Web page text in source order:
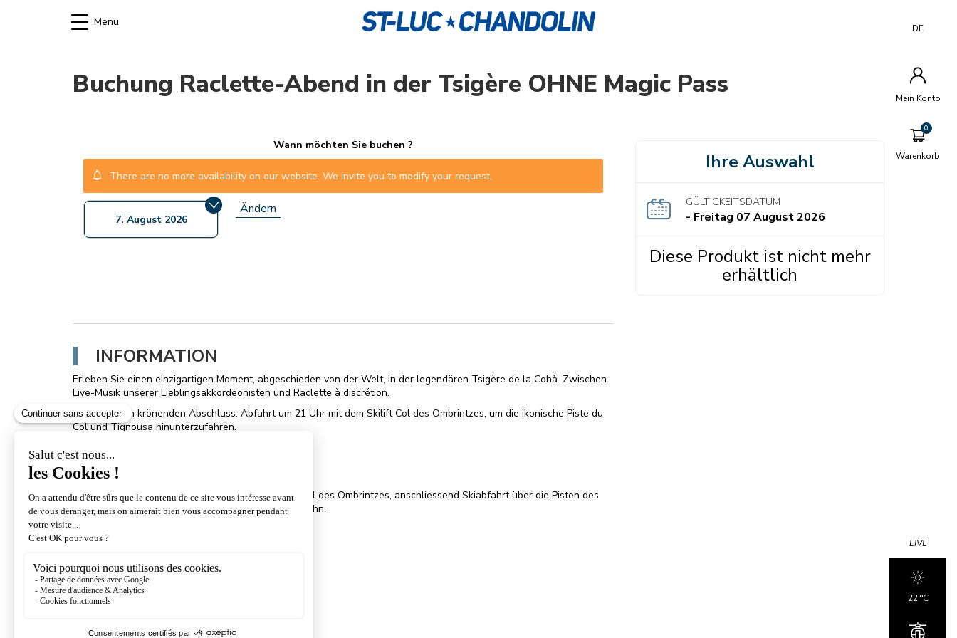
Menu
DE
Mein Konto
Warenkorb
LIVE
22 °c
Buchung Raclette-Abend in der Tsigère OHNE Magic Pass
Wann möchten Sie buchen ?
There are no more availability on our website. We invite you to modify your request.
7. August 2026
Ändern
Ihre Auswahl
GÜLTIGKEITSDATUM
- Freitag 07 August 2026
Diese Produkt ist nicht mehr
erhältlich
INFORMATION
Erleben Sie einen einzigartigen Moment, abgeschieden von der Welt, in der legendären Tsigère de la Cohà. Zwischen
Live-Musik unserer Lieblingsakkordeonisten und Raclette à discrétion.
Und für einen krönenden Abschluss: Abfahrt um 21 Uhr mit dem Skilift Col des Ombrintzes, um die ikonische Piste du
Col und Tignousa hinunterzufahren.
Treffpunkt an der Standseilbahn um 17:30 Uhr
Raclette und Akkordeonkonzert ab 18 Uhr
Gegen 21:00 Uhr Auffahrt mit dem Schlepplift am Col des Ombrintzes, anschliessend Skiabfahrt über die Pisten des
Col und von Tignousa. Rückfahrt mit der Standseilbahn.
Die Anmeldung umfasst Raclette und Betreuung
Die Aktivität findet ab 20 Teilnehmenden statt.
Wichtig:
Stirnlampe obligatorisch
Gute Skikenntnisse erforderlich (rote Piste)